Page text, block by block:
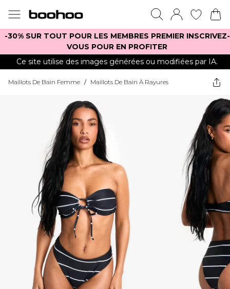
-30% SUR TOUT POUR LES MEMBRES PREMIER INSCRIVEZ-
VOUS POUR EN PROFITER
Ce site utilise des images générées ou modifiées par IA.
Maillots De Bain Femme / Maillots De Bain À Rayures